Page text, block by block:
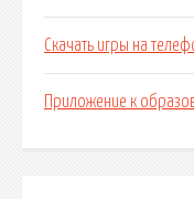
Скачать игры на
Приложение к